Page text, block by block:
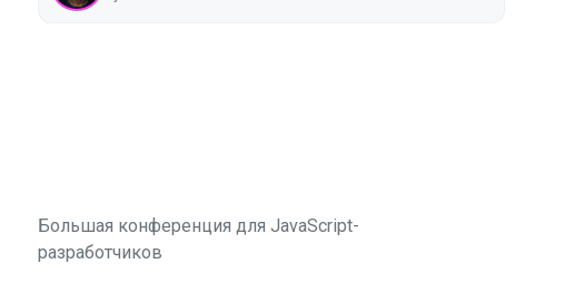
Большая конференция для JavaScript-
разработчиков